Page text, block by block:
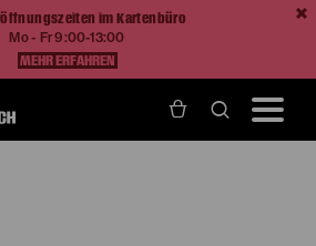
im Kartenbüro
Mo - Fr 9:00-13:00
MEHR ERFAHREN